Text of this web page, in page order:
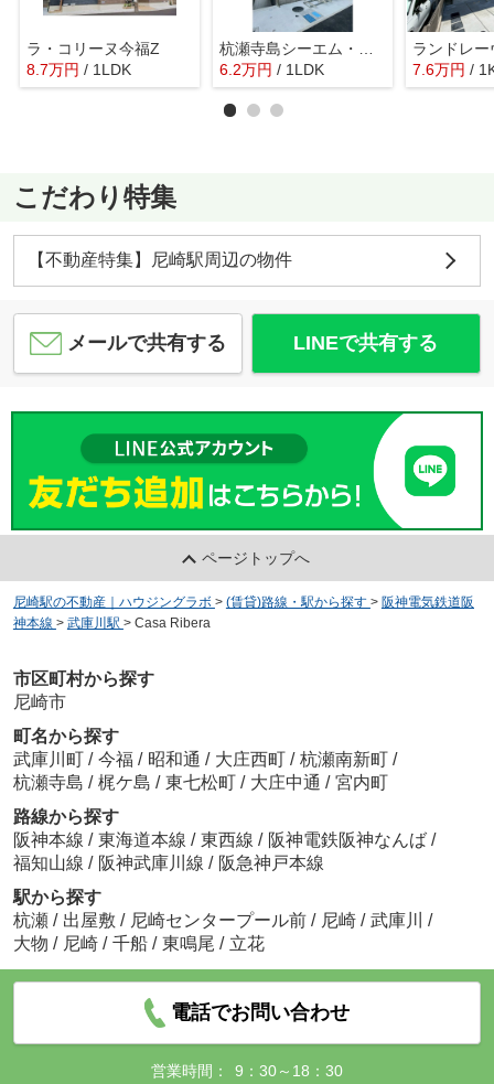
ラ・コリーヌ今福Z
8.7万円 / 1LDK
杭瀬寺島シーエム・ドゥ
6.2万円 / 1LDK
ランドレー
7.6万円 /
こだわり特集
【不動産特集】尼崎駅周辺の物件
メールで共有する LINEで共有する
ページトップへ
尼崎駅の不動産｜ハウジングラボ > (賃貸)路線・駅から探す > 阪神電気鉄道阪
神本線 > 武庫川駅 > Casa Ribera
市区町村から探す
尼崎市
町名から探す
武庫川町 / 今福 / 昭和通 / 大庄西町 / 杭瀬南新町 /
杭瀬寺島 / 梶ケ島 / 東七松町 / 大庄中通 / 宮内町
路線から探す
阪神本線 / 東海道本線 / 東西線 / 阪神電鉄阪神なんば /
福知山線 / 阪神武庫川線 / 阪急神戸本線
駅から探す
杭瀬 / 出屋敷 / 尼崎センタープール前 / 尼崎 / 武庫川
/
大物 / 尼崎 / 千船 / 東鳴尾 / 立花
電話でお問い合わせ
営業時間：
9：30～18：30